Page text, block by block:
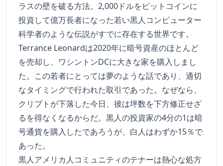
ラスの壁を破る方法。2,000ドルをビットコインに
投資して億万長者になった若い黒人コンピューター
科学者のような伝説がすでに存在する世界です。
Terrance Leonardは2020年に暗号資産のほとんど
を売却し、ワシントンDCに大きな家を購入しまし
た。この若者にとっては夢のような話であり、適切
なタイミングで行われた取引であった。なぜなら、
クリプトが下落した今日、彼は坪数を下方修正せざ
るを得なくなるからだ。黒人の投資家の4分の1は暗
号通貨を購入したであろうが、白人はわずか15％で
あった。
黒人アメリカ人コミュニティのテナーは熱心な処方